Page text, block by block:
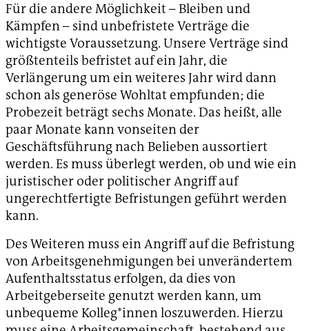
Für die andere Möglichkeit – Bleiben und
Kämpfen – sind unbefristete Verträge die
wichtigste Voraussetzung. Unsere Verträge sind
größtenteils befristet auf ein Jahr, die
Verlängerung um ein weiteres Jahr wird dann
schon als generöse Wohltat empfunden; die
Probezeit beträgt sechs Monate. Das heißt, alle
paar Monate kann vonseiten der
Geschäftsführung nach Belieben aussortiert
werden. Es muss überlegt werden, ob und wie ein
juristischer oder politischer Angriff auf
ungerechtfertigte Befristungen geführt werden
kann.
Des Weiteren muss ein Angriff auf die Befristung
von Arbeitsgenehmigungen bei unverändertem
Aufenthaltsstatus erfolgen, da dies von
Arbeitgeberseite genutzt werden kann, um
unbequeme Kolleg*innen loszuwerden. Hierzu